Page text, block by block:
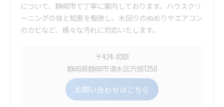
について、静岡市で丁寧に案内しております。ハウスクリ
ーニングの技と知恵を駆使し、水回りのぬめりやエアコン
のカビなど、様々な汚れに対応いたします。
〒424-0301
静岡県静岡市清水区宍原1250
お問い合わせはこちら